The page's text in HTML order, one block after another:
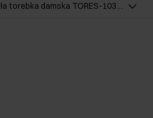
torebka damska TORES-1039-